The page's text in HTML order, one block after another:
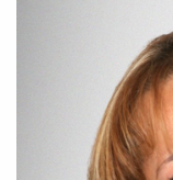
Cookie
Wird
Statistik